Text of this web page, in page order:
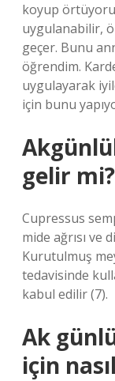
koyup
uygulanabilir,
geçer. Bunu
öğrendim.
uygulayarak
için bunu
gelir mi?
Cupressus
mide ağrısı ve
Kurutulmuş
tedavisinde
kabul edilir (7).
Ak
için